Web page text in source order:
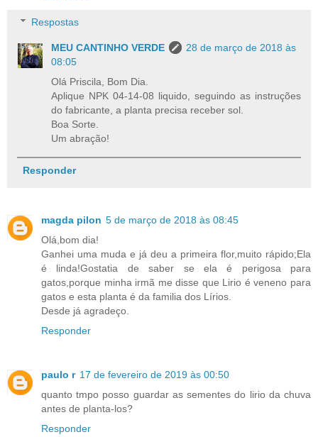
Respostas
MEU CANTINHO VERDE
28 de março de 2018 às
08:05
Olá Priscila, Bom Dia.
Aplique NPK 04-14-08 liquido, seguindo as instruções
do fabricante, a planta precisa receber sol.
Boa Sorte.
Um abração!
Responder
magda pilon 5 de março de 2018 às 08:45
Olá,bom dia!
Ganhei uma muda e já deu a primeira flor,muito rápido;Ela
é linda!Gostatia de saber se ela é perigosa para
gatos,porque minha irmã me disse que Lirio é veneno para
gatos e esta planta é da familia dos Lírios.
Desde já agradeço.
Responder
paulo r 17 de fevereiro de 2019 às 00:50
quanto tmpo posso guardar as sementes do lirio da chuva
antes de planta-los?
Responder